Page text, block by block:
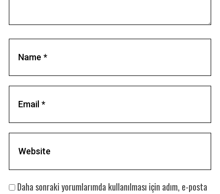
Daha sonraki yorumlarımda kullanılması için adım, e-posta